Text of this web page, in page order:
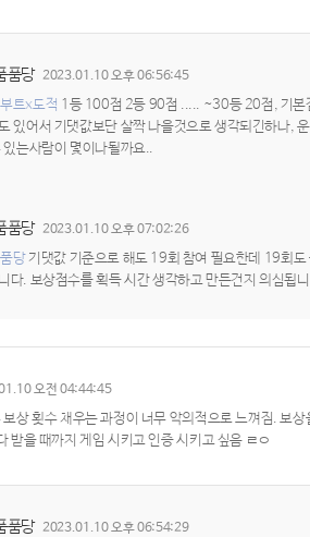
품당 2023.01.10 오후 06:56:45
트x도적 1등 100점 2등 90점 ..... ~30등 20점, 기본
있어서 기댓값보단 살짝 나을것으로 생각되긴하나,
있는사람이 몇이나될까요..
품당 2023.01.10 오후 07:02:26
당기댓값 기준으로 해도 19회 참여 필요한데 19회
다. 보상점수를 획득 시간 생각하고 만든건지 의심됩
오전 04:44:45
상 횟수 채우는 과정이 너무 악의적으로 느껴짐. 보
받을 때까지 게임 시키고 인증 시키고 싶음 ㄹㅇ
품당 2023.01.10 오후 06:54:29